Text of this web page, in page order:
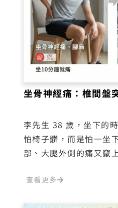
坐骨神經痛：椎間盤
李先生 38 歲，坐下的
怕椅子髒，而是怕一坐
部、大腿外側的痛又竄
查看更多